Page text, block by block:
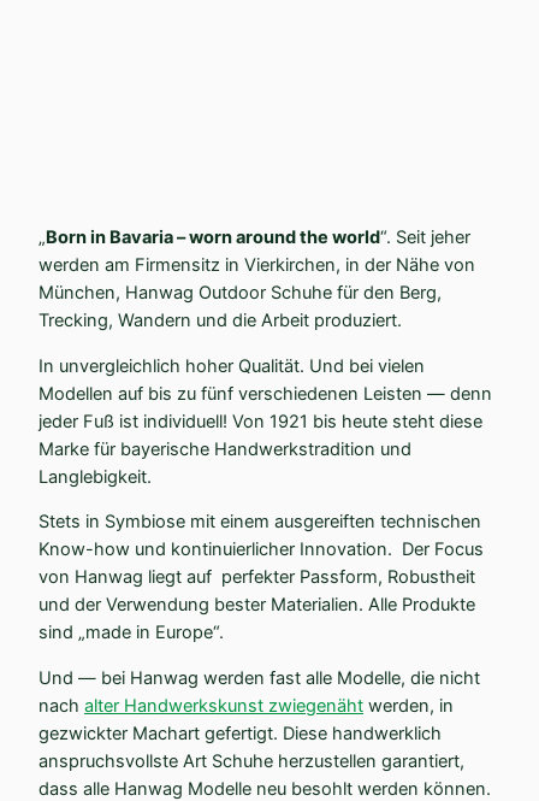
„Born in Bavaria – worn around the world“. Seit jeher
werden am Firmensitz in Vierkirchen, in der Nähe von
München, Hanwag Outdoor Schuhe für den Berg,
Trecking, Wandern und die Arbeit produziert.
In unver­gleichlich hoher Qualität. Und bei vielen
Modellen auf bis zu fünf verschie­denen Leisten — denn
jeder Fuß ist indivi­duell! Von 1921 bis heute steht diese
Marke für bayerische Handwerks­tra­dition und
Langlebigkeit.
Stets in Symbiose mit einem ausge­reiften techni­schen
Know-how und konti­nu­ier­licher Innovation. Der Focus
von Hanwag liegt auf perfekter Passform, Robustheit
und der Verwendung bester Materialien. Alle Produkte
sind „made in Europe“.
Und — bei Hanwag werden fast alle Modelle, die nicht
nach alter Handwerks­kunst zwiegenäht werden, in
gezwickter Machart gefertigt. Diese handwerklich
anspruchs­vollste Art Schuhe herzu­stellen garan­tiert,
dass alle Hanwag Modelle neu besohlt werden können.